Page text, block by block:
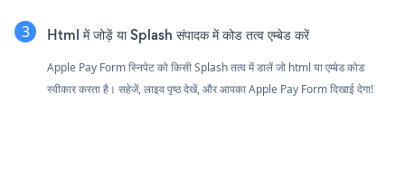
Html में जोड़ें या Splash संपादक में कोड तत्व एम्बेड करें
Apple Pay Form स्निपेट को किसी Splash तत्व में डालें जो html या एम्बेड कोड
स्वीकार करता है। सहेजें, लाइव पृष्ठ देखें, और आपका Apple Pay Form दिखाई देगा!